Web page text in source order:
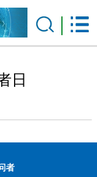
日
者